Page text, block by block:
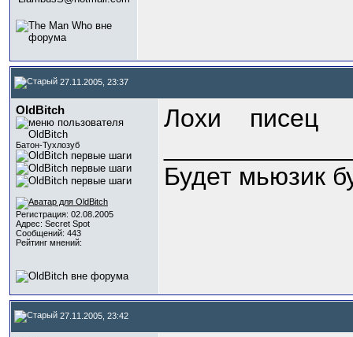
27.11.2005, 23:37
OldBitch
Батон-Тухлозуб
Регистрация: 02.08.2005
Адрес: Secret Spot
Сообщений: 443
Рейтинг мнений:
Лохи
писец
Будет мьюзик
27.11.2005, 23:42